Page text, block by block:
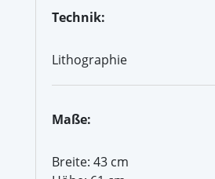
Technik:
Lithographie
Maße:
Breite: 43 cm